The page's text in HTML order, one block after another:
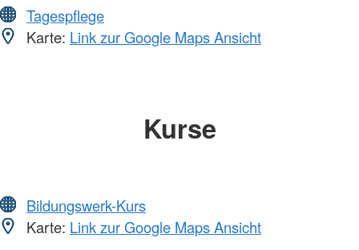
Tagespflege
Karte: Link zur Google Maps Ansicht
Kurse
Bildungswerk-Kurs
Karte: Link zur Google Maps Ansicht